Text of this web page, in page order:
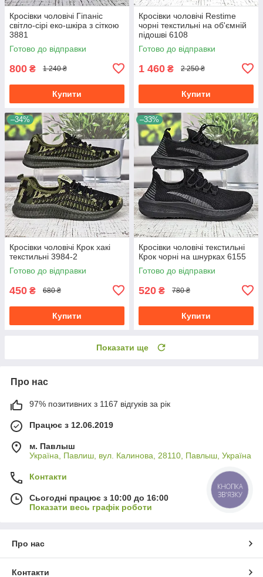
Кросівки чоловічі Гіпаніс
світло-сірі еко-шкіра з сіткою
3881
Готово до відправки
800 ₴ 1 240 ₴
Купити
Кросівки чоловічі Restime
чорні текстильні на об'ємній
підошві 6108
Готово до відправки
1 460 ₴ 2 250 ₴
Купити
–34%
Кросівки чоловічі Крок хакі
текстильні 3984-2
Готово до відправки
450 ₴ 680 ₴
Купити
–33%
Кросівки чоловічі текстильні
Крок чорні на шнурках 6155
Готово до відправки
520 ₴ 780 ₴
Купити
Показати ще
Про нас
97% позитивних з 1167 відгуків за рік
Працює з 12.06.2019
м. Павлыш
Україна, Павлиш, вул. Калинова, 28110, Павлыш, Україна
Контакти
Сьогодні працює з 10:00 до 16:00
Показати весь графік роботи
Про нас
Контакти
КНОПКА
ЗВ'ЯЗКУ